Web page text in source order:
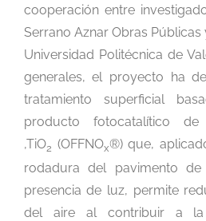
cooperación entre
Serrano Aznar Obras Públicas
Universidad Politécnica de
generales, el proyecto ha
tratamiento superficial
producto fotocatalítico
,TiO2 (OFFNOx®) que,
rodadura del pavimento
presencia de luz, permite
del aire al contribuir a la